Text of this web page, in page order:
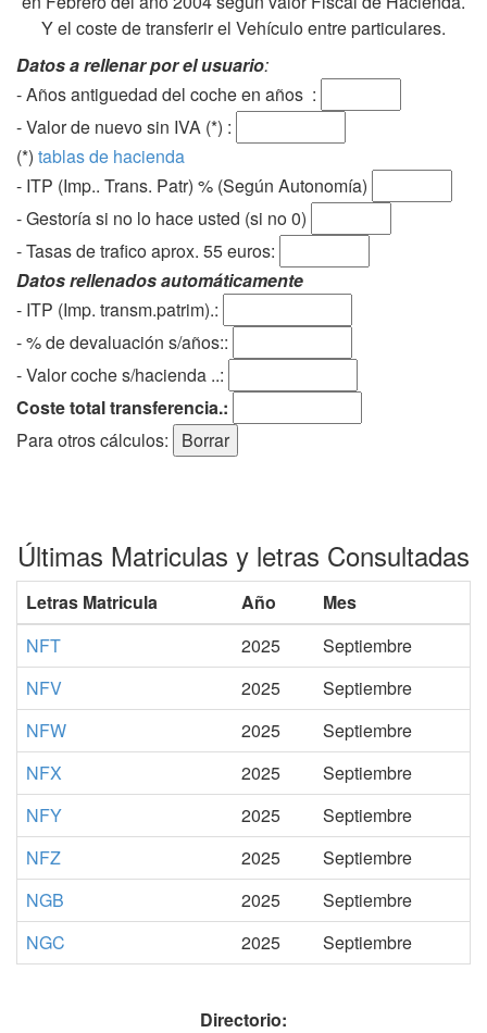
Y el coste de transferir el Vehículo entre particulares.
Datos a rellenar por el usuario:
- Años antiguedad del coche en años :
- Valor de nuevo sin IVA (*) :
(*) tablas de hacienda
- ITP (Imp.. Trans. Patr) % (Según Autonomía)
- Gestoría si no lo hace usted (si no 0)
-Tasas de trafico aprox. 55 euros:
Datos rellenados automáticamente
- ITP (Imp. transm.patrim).:
- % de devaluación s/años::
- Valor coche s/hacienda ..:
Coste total transferencia.:
Para otros cálculos:
Últimas Matriculas y letras Consultadas
Letras Matricula Año
Mes
NFT
2025
Septiembre
NFV
2025
Septiembre
NFW
2025
Septiembre
NFX
2025
Septiembre
NFY
2025
Septiembre
NFZ
2025
Septiembre
NGB
2025
Septiembre
NGC
2025 Septiembre
Directorio: